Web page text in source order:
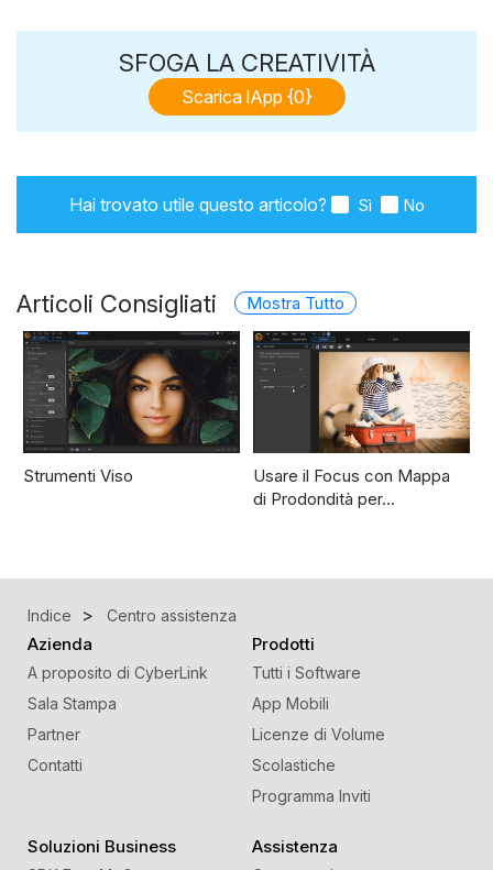
SFOGA LA CREATIVITÀ
Scarica lApp {0}
Hai trovato utile questo articolo? Sì No
Articoli Consigliati Mostra Tutto
Strumenti Viso
Usare il Focus con Mappa
di Prodondità per…
Indice Centro assistenza
Azienda
A proposito di CyberLink
Sala Stampa
Partner
Contatti
Prodotti
Tutti i Software
App Mobili
Licenze di Volume
Scolastiche
Programma Inviti
Soluzioni Business Assistenza